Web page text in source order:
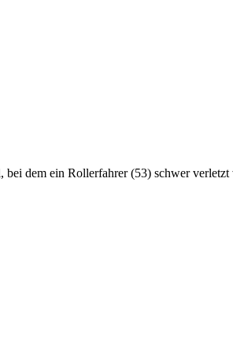
bei dem ein Rollerfahrer (53) schwer